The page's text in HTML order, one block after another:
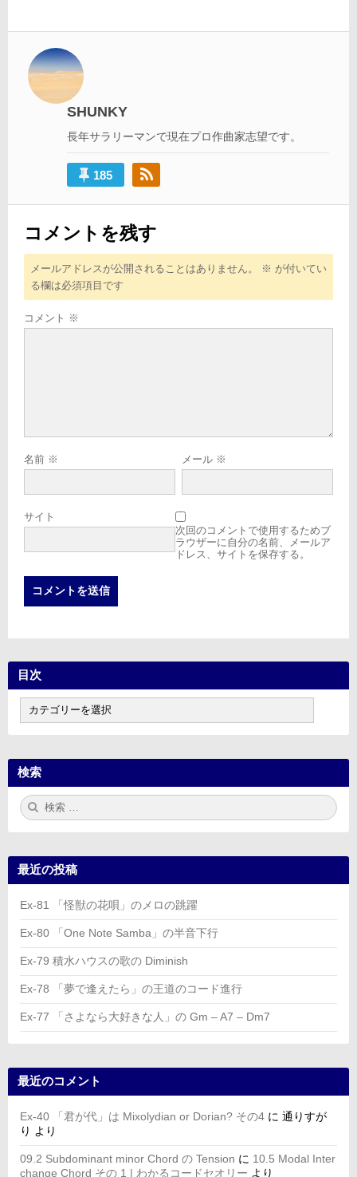
ゲ
ー
シ
SHUNKY
長年サラリーマンで現在プロ作曲家志望です。
185
コメントを残す
メールアドレスが公開されることはありません。 ※ が付いてい
る欄は必須項目です
コメント ※
名前 ※ メール ※
サイト
次回のコメントで使用するためブ
ラウザーに自分の名前、メールア
ドレス、サイトを保存する。
目次
次
検索
検
索:
最近の投稿
Ex-81 「怪獣の花唄」のメロの跳躍
Ex-80 「One Note Samba」の半音下行
Ex-79 積水ハウスの歌の Diminish
Ex-78 「夢で逢えたら」の王道のコード進行
Ex-77 「さよなら大好きな人」の Gm – A7 – Dm7
最近のコメント
Ex-40 「君が代」は Mixolydian or Dorian? その4 に 通りすが
り より
09.2 Subdominant minor Chord の Tension に 10.5 Modal Inter
change Chord その 1 | わかるコードセオリー より